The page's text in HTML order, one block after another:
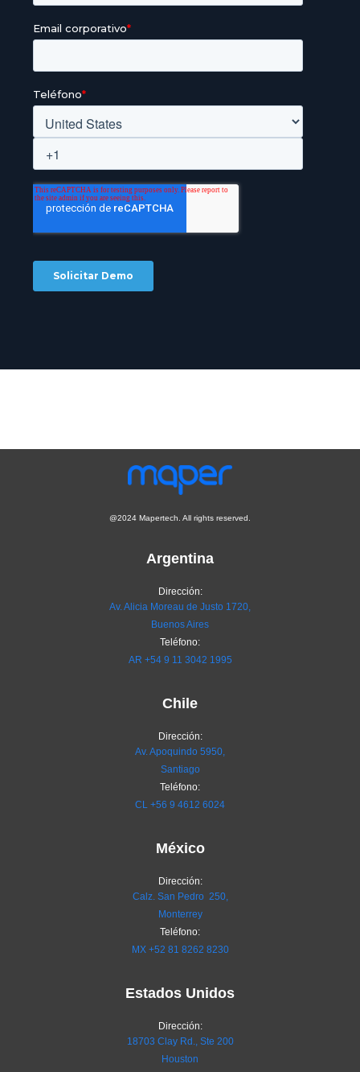
@2024 Mapertech. All rights reserved.
Argentina
Dirección:
Av. Alicia Moreau de Justo 1720,
Buenos Aires
Teléfono:
AR +54 9 11 3042 1995
Chile
Dirección:
Av. Apoquindo 5950,
Santiago
Teléfono:
CL +56 9 4612 6024
México
Dirección:
Calz. San Pedro 250,
Monterrey
Teléfono:
MX +52 81 8262 8230
Estados Unidos
Dirección:
18703 Clay Rd., Ste 200
Houston